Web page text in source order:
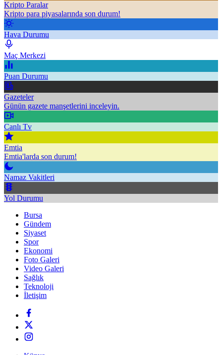
Kripto Paralar
Kripto para piyasalarında son durum!
Hava Durumu
Maç Merkezi
Puan Durumu
Gazeteler
Günün gazete manşetlerini inceleyin.
Canlı Tv
Emtia
Emtia'larda son durum!
Namaz Vakitleri
Yol Durumu
Bursa
Gündem
Siyaset
Spor
Ekonomi
Foto Galeri
Video Galeri
Sağlık
Teknoloji
İletişim